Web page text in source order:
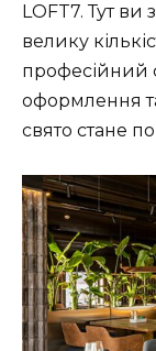
LOFT7. Тут
велику
професійний
оформлення
свято стане